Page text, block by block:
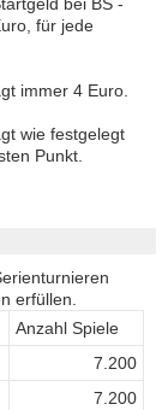
für jede
immer 4 Euro.
wie festgelegt
Punkt.
erfüllen.
Anzahl Spiele
7.200
7.200